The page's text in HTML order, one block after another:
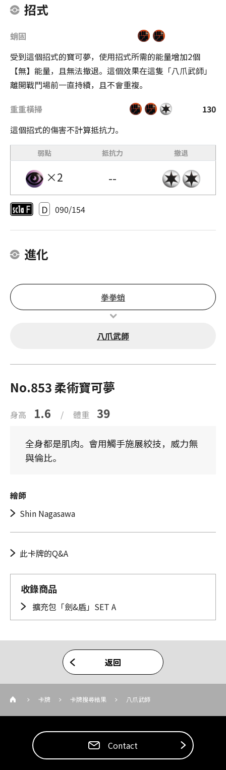
招式
蛸固
受到這個招式的寶可夢，使用招式所需的能量增加2個
【無】能量，且無法撤退。這個效果在這隻「八爪武師」
離開戰鬥場前一直持續，且不會重複。
重重橫掃
130
這個招式的傷害不計算抵抗力。
弱點 抵抗力 撤退
×2 --
D 090/154
進化
拳拳蛸
八爪武師
No.853 柔術寶可夢
身高 1.6 / 體重 39
全身都是肌肉。會用觸手施展絞技，威力無
與倫比。
繪師
Shin Nagasawa
此卡牌的Q&A
收錄商品
擴充包「劍&盾」SET A
返回
卡牌 卡牌搜尋結果 八爪武師
Contact